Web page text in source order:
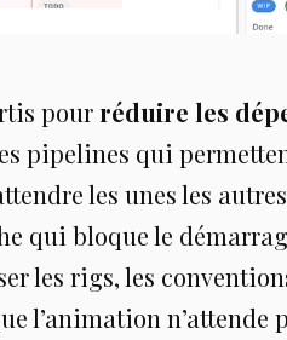
pourréduire les
pipelines qui
les unes les
qui bloque le
les rigs, les
l’animation n’attende